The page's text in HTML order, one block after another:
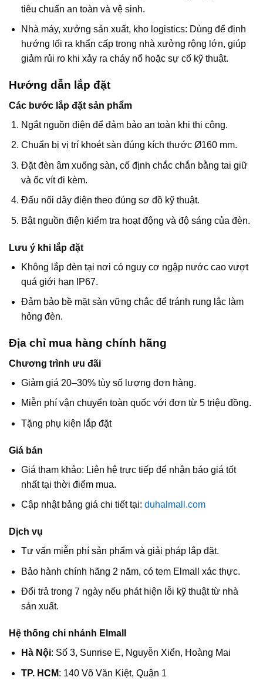
tiêu chuẩn an toàn và vệ sinh.
Nhà máy, xưởng sản xuất, kho logistics: Dùng để định
hướng lối ra khẩn cấp trong nhà xưởng rộng lớn, giúp
giảm rủi ro khi xảy ra cháy nổ hoặc sự cố kỹ thuật.
Hướng dẫn lắp đặt
Các bước lắp đặt sản phẩm
Ngắt nguồn điện để đảm bảo an toàn khi thi công.
Chuẩn bị vị trí khoét sàn đúng kích thước Ø160 mm.
Đặt đèn âm xuống sàn, cố định chắc chắn bằng tai giữ
và ốc vít đi kèm.
Đấu nối dây điện theo đúng sơ đồ kỹ thuật.
Bật nguồn điện kiểm tra hoạt động và độ sáng của đèn.
Lưu ý khi lắp đặt
Không lắp đèn tại nơi có nguy cơ ngập nước cao vượt
quá giới hạn IP67.
Đảm bảo bề mặt sàn vững chắc để tránh rung lắc làm
hỏng đèn.
Địa chỉ mua hàng chính hãng
Chương trình ưu đãi
Giảm giá 20–30% tùy số lượng đơn hàng.
Miễn phí vận chuyển toàn quốc với đơn từ 5 triệu đồng.
Tặng phụ kiện lắp đặt
Giá bán
Giá tham khảo: Liên hệ trực tiếp để nhận báo giá tốt
nhất tại thời điểm mua.
Cập nhật bảng giá chi tiết tại: duhalmall.com
Dịch vụ
Tư vấn miễn phí sản phẩm và giải pháp lắp đặt.
Bảo hành chính hãng 2 năm, có tem Elmall xác thực.
Đổi trả trong 7 ngày nếu phát hiện lỗi kỹ thuật từ nhà
sản xuất.
Hệ thống chi nhánh Elmall
Hà Nội: Số 3, Sunrise E, Nguyễn Xiển, Hoàng Mai
TP. HCM: 140 Võ Văn Kiệt, Quận 1